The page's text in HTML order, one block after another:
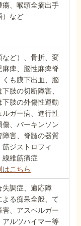
瘍、喉頭全摘出手
）など
ど）、骨折、変
痺、脳性麻痺脊
も膜下出血、脳
肢の切断障害、
肢の外傷性運動
ガー病、進行性
、パーキンソン
害、脊髄の器質
ジストロフィ
線維筋痛症
はこちら
失調症、適応障
る痴呆全般、て
害、アスペルガー
ルツハイマー等